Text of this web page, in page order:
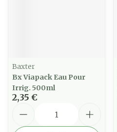
Baxter
Bx Viapack Eau Pour
Irrig. 500ml
2,35 €